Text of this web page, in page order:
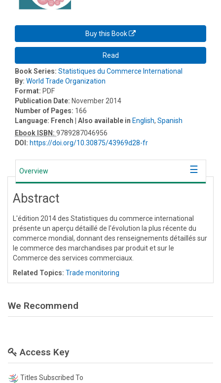
Buy this Book
Read
Book Series: Statistiques du Commerce International
By: World Trade Organization
Format: PDF
Publication Date: November 2014
Number of Pages: 166
Language: French | Also available in English, Spanish
Ebook ISBN: 9789287046956
DOI: https://doi.org/10.30875/43969d28-fr
Overview
Abstract
L'édition 2014 des Statistiques du commerce international
présente un aperçu détaillé de l'évolution la plus récente du
commerce mondial, donnant des renseignements détaillés sur
le commerce des marchandises par produit et sur le
Commerce des services commerciaux.
Related Topics: Trade monitoring
We Recommend
Access Key
Titles Subscribed To